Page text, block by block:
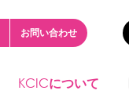
お問い合わせ
KCICについて